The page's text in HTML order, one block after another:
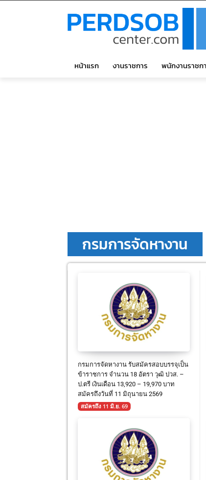
หน้าแรก งานราชการ พนักงานราชก
กรมการจัดหางาน
กรมการจัดหางาน รับสมัครสอบบรรจุเป็น
ข้าราชการ จำนวน 18 อัตรา วุฒิ ปวส. –
ป.ตรี เงินเดือน 13,920 – 19,970 บาท
สมัครถึงวันที่ 11 มิถุนายน 2569
สมัครถึง 11 มิ.ย. 69